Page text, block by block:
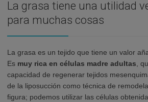
La grasa tiene una utilidad
para muchas cosas
La grasa es un tejido que tiene un valor
Es muy rica en células madre adultas,
capacidad de regenerar tejidos
de la liposucción como técnica de
figura; podemos utilizar las células